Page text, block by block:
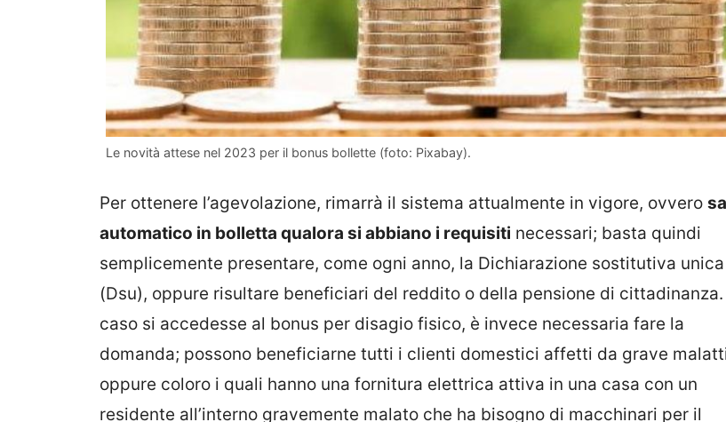
Le novità attese nel 2023 per il bonus bollette (foto: Pixabay).
Per ottenere l’agevolazione, rimarrà il sistema attualmente in vigore, ovvero
automatico in bolletta qualora si abbiano i requisiti necessari; basta quindi
semplicemente presentare, come ogni anno, la Dichiarazione sostitutiva unica
(Dsu), oppure risultare beneficiari del reddito o della pensione di cittadinanza.
caso si accedesse al bonus per disagio fisico, è invece necessaria fare la
domanda; possono beneficiarne tutti i clienti domestici affetti da grave
oppure coloro i quali hanno una fornitura elettrica attiva in una casa con un
residente all’interno gravemente malato che ha bisogno di macchinari per il